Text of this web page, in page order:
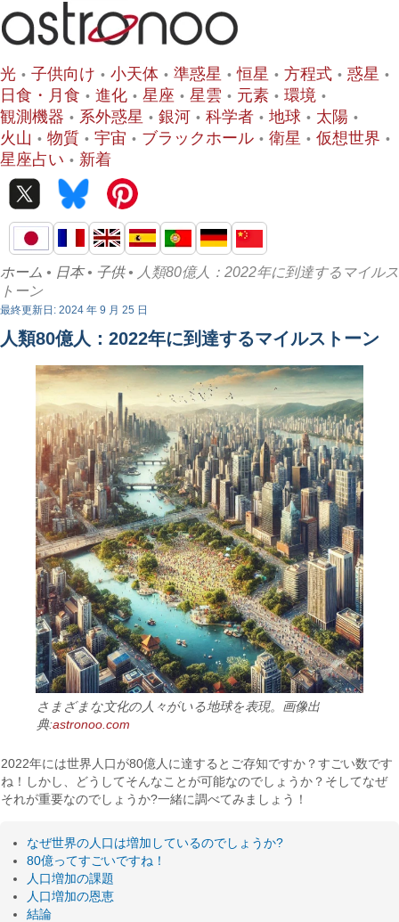
光 子供向け 小天体 準惑星 恒星 方程式
惑星
日食・月食
進化 星座 星雲 元素
環境
観測機器
系外惑星 銀河 科学者 地球
太陽
火山
物質 宇宙 ブラックホール 衛星
仮想世界
星座占い
新着
ホーム • 日本• 子供• 人類80億人：2022年に到達するマイルス
トーン
最終更新日: 2024 年 9 月 25 日
人類80億人：2022年に到達するマイルストーン
さまざまな文化の人々がいる地球を表現。画像出
典:astronoo.com
2022年には世界人口が80億人に達するとご存知ですか？すごい数です
ね！しかし、どうしてそんなことが可能なのでしょうか？そしてなぜ
それが重要なのでしょうか?一緒に調べてみましょう！
なぜ世界の人口は増加しているのでしょうか?
80億ってすごいですね！
人口増加の課題
人口増加の恩恵
結論